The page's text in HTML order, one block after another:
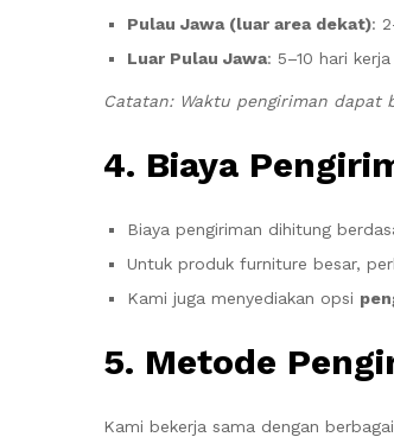
Pulau Jawa (luar area dekat):
Luar Pulau Jawa: 5–10 hari kerja
Catatan: Waktu pengiriman dapat
4. Biaya
Biaya pengiriman dihitung
Untuk produk furniture besar,
Kami juga menyediakan opsi
5. Metode
Kami bekerja sama dengan